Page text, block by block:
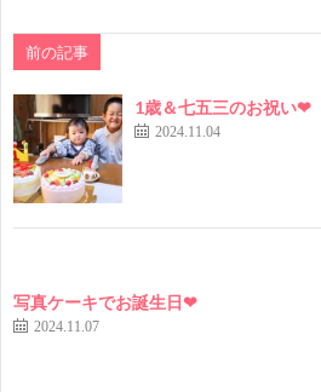
前の記事
1歳＆七五三のお祝い❤
2024.11.04
写真ケーキでお誕生日❤
2024.11.07